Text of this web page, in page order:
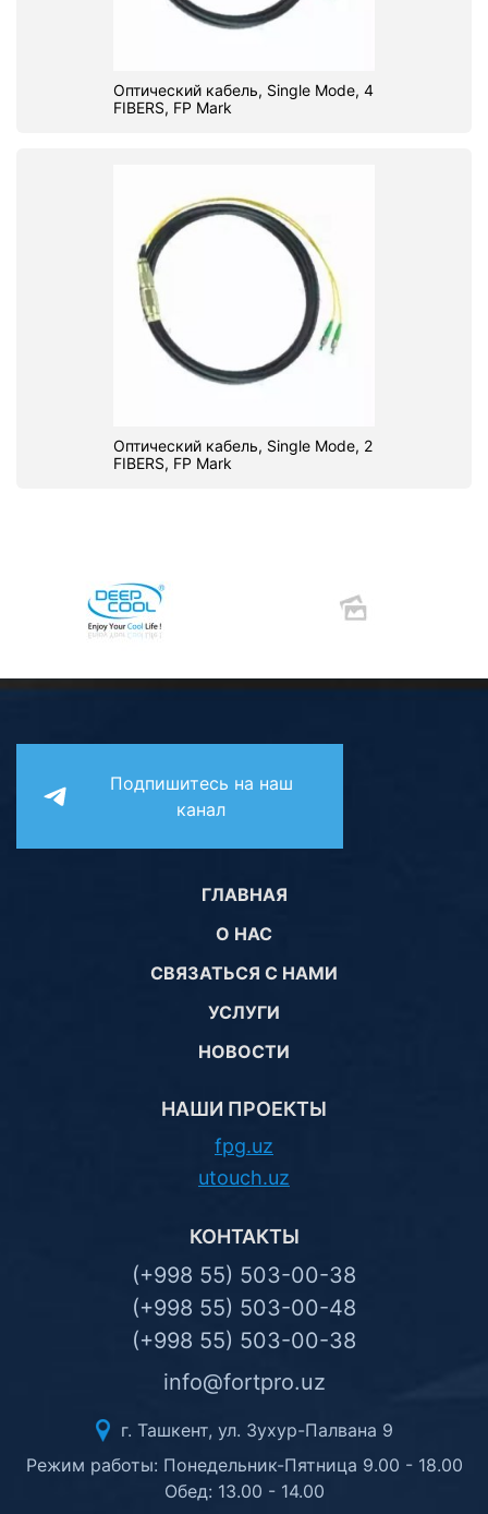
Оптический кабель, Single Mode, 4
FIBERS, FP Mark
Оптический кабель, Single Mode, 2
FIBERS, FP Mark
Подпишитесь на наш
канал
ГЛАВНАЯ
О НАС
СВЯЗАТЬСЯ С НАМИ
УСЛУГИ
НОВОСТИ
НАШИ ПРОЕКТЫ
fpg.uz
utouch.uz
КОНТАКТЫ
(+998 55) 503-00-38
(+998 55) 503-00-48
(+998 55) 503-00-38
info@fortpro.uz
г. Ташкент, ул. Зухур-Палвана 9
Режим работы: Понедельник-Пятница 9.00 - 18.00
Обед: 13.00 - 14.00